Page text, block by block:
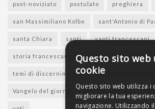
post-noviziato postulato preghiera
san Massimiliano Kolbe sant'Antonio di
santa Chiara santi santi francescani
storia francescana suore francescane
temi di discernimento testimonianza
Vangelo del giorno
Questo sito web
cookie
Questo sito web utilizza i
migliorare la tua
navigazione. Utilizzando